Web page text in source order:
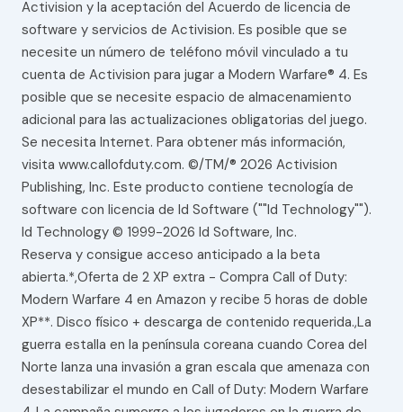
Activision y la aceptación del Acuerdo de licencia de
software y servicios de Activision. Es posible que se
necesite un número de teléfono móvil vinculado a tu
cuenta de Activision para jugar a Modern Warfare® 4. Es
posible que se necesite espacio de almacenamiento
adicional para las actualizaciones obligatorias del juego.
Se necesita Internet. Para obtener más información,
visita www.callofduty.com. ©/TM/® 2026 Activision
Publishing, Inc. Este producto contiene tecnología de
software con licencia de Id Software (""Id Technology"").
Id Technology © 1999-2026 Id Software, Inc.
Reserva y consigue acceso anticipado a la beta
abierta.*,Oferta de 2 XP extra - Compra Call of Duty:
Modern Warfare 4 en Amazon y recibe 5 horas de doble
XP**. Disco físico + descarga de contenido requerida.,La
guerra estalla en la península coreana cuando Corea del
Norte lanza una invasión a gran escala que amenaza con
desestabilizar el mundo en Call of Duty: Modern Warfare